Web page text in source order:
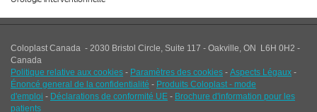
Coloplast Canada - 2030 Bristol Circle, Suite 117 - Oakville, ON L6H 0H2 -
Canada
Politique relative aux cookies - Paramètres des cookies - Aspects Légaux -
Énoncé general de la confidentialité - Produits Coloplast - mode
d'emploi - Déclarations de conformité UE - Brochure d'information pour les
patients